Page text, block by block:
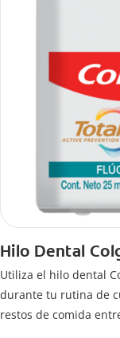
Hilo Dental
Utiliza el hilo dental
durante tu rutina de
restos de comida